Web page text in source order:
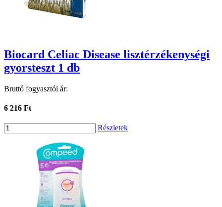
Biocard Celiac Disease lisztérzékenységi
gyorsteszt 1 db
Bruttó fogyasztói ár:
6 216 Ft
Részletek